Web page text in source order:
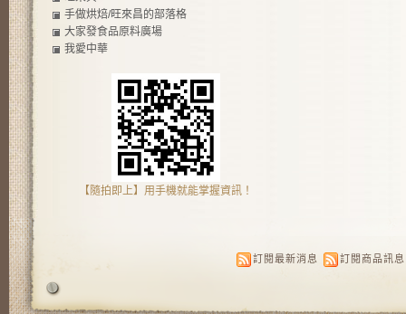
手做烘焙/旺來昌的部落格
大家發食品原料廣場
我愛中華
【隨拍即上】用手機就能掌握資訊！
訂閱最新消息 訂閱商品訊息